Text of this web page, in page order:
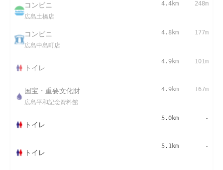
コンビニ
広島土橋店
4.4km 248m
コンビニ
広島中島町店
4.8km 177m
トイレ
4.9km 101m
国宝・重要文化財
広島平和記念資料館
4.9km 167m
トイレ
5.0km -
トイレ
5.1km -